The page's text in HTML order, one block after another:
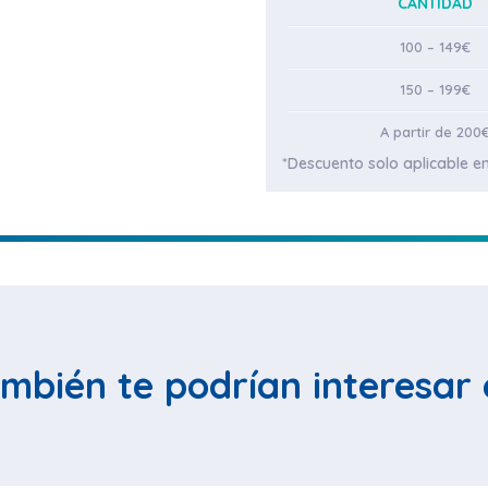
100 – 149€
150 – 199€
A partir de
*Descuento solo aplicable
te podrían interesar